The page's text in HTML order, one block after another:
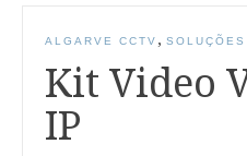
ALGARVE CCTV ,
Kit Video
IP